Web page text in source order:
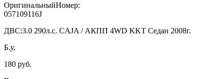
ОригинальныйНомер:
057109116J
ДВС:3.0 290л.с. CAJA / АКПП 4WD KKT Седан 2008г.
Б.у.
180 руб.